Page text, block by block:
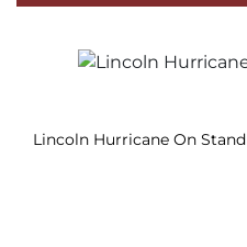
Lincoln Hurricane On Stand